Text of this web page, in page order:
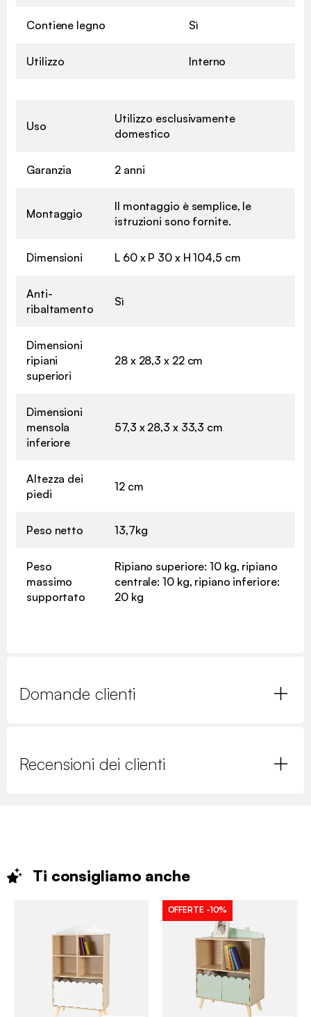
Contiene legno Sì
Utilizzo Interno
Uso
Utilizzo esclusivamente
domestico
Garanzia 2 anni
Montaggio
Il montaggio è semplice, le
istruzioni sono fornite.
Dimensioni L 60 x P 30 x H 104,5 cm
Anti-
ribaltamento
Sì
Dimensioni
ripiani
superiori
28 x 28,3 x 22 cm
Dimensioni
mensola
inferiore
57,3 x 28,3 x 33,3 cm
Altezza dei
piedi
12 cm
Peso netto 13,7kg
Peso
massimo
supportato
Ripiano superiore: 10 kg, ripiano
centrale: 10 kg, ripiano inferiore:
20 kg
Domande clienti
Recensioni dei clienti
Ti consigliamo anche
OFFERTE -10%